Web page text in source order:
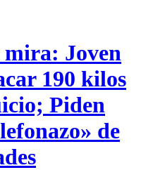
Joven
190 kilos
Piden
de